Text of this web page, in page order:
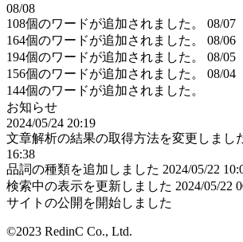
08/08
108個のワードが追加されました。
08/07
164個のワードが追加されました。
08/06
194個のワードが追加されました。
08/05
156個のワードが追加されました。
08/04
144個のワードが追加されました。
お知らせ
2024/05/24 20:19
文章解析の結果の取得方法を変更しまし
16:38
品詞の種類を追加しました 2024/05/22
検索中の表示を更新しました 2024/05/22
サイトの公開を開始しました
©2023 RedinC Co., Ltd.